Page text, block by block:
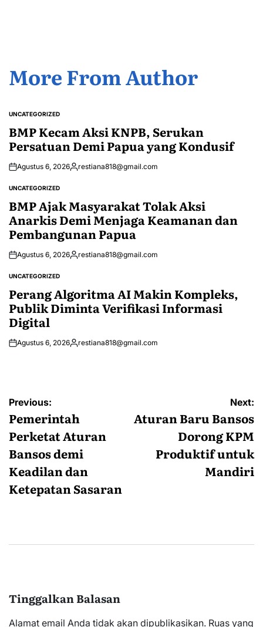
More From Author
POSTED
UNCATEGORIZED
BMP Kecam Aksi KNPB, Serukan
Persatuan Demi Papua yang Kondusif
Agustus 6, 2026Posted
restiana818@gmail.com
POSTED
UNCATEGORIZED
BMP Ajak Masyarakat Tolak Aksi
Anarkis Demi Menjaga Keamanan dan
Pembangunan Papua
Agustus 6, 2026Posted
restiana818@gmail.com
POSTED
UNCATEGORIZED
Perang Algoritma AI Makin Kompleks,
Publik Diminta Verifikasi Informasi
Digital
Agustus 6, 2026Posted
restiana818@gmail.com
Navigasi
pos
Previous:
Pemerintah
Perketat Aturan
Bansos demi
Keadilan dan
Ketepatan Sasaran
Next:
Aturan Baru Bansos
Dorong KPM
Produktif untuk
Mandiri
Tinggalkan Balasan
Alamat email Anda tidak akan dipublikasikan. Ruas yang